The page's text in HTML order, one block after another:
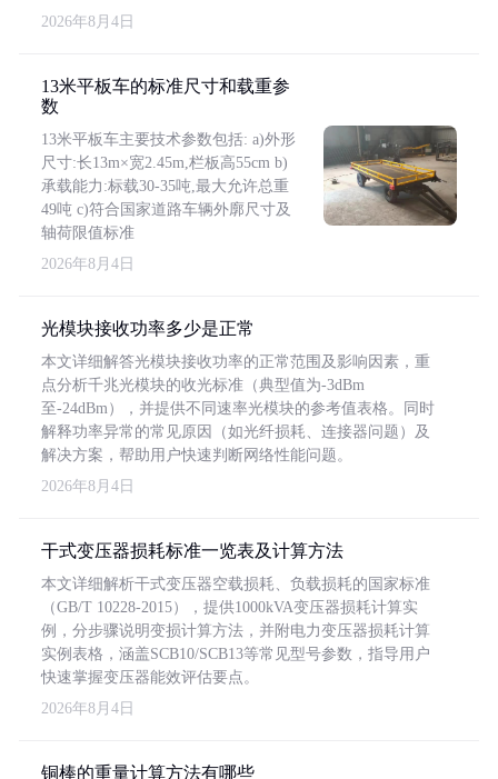
2026年8月4日
13米平板车的标准尺寸和载重参
数
13米平板车主要技术参数包括: a)外形
尺寸:长13m×宽2.45m,栏板高55cm b)
承载能力:标载30-35吨,最大允许总重
49吨 c)符合国家道路车辆外廓尺寸及
轴荷限值标准
2026年8月4日
光模块接收功率多少是正常
本文详细解答光模块接收功率的正常范围及影响因素，重
点分析千兆光模块的收光标准（典型值为-3dBm
至-24dBm），并提供不同速率光模块的参考值表格。同时
解释功率异常的常见原因（如光纤损耗、连接器问题）及
解决方案，帮助用户快速判断网络性能问题。
2026年8月4日
干式变压器损耗标准一览表及计算方法
本文详细解析干式变压器空载损耗、负载损耗的国家标准
（GB/T 10228-2015），提供1000kVA变压器损耗计算实
例，分步骤说明变损计算方法，并附电力变压器损耗计算
实例表格，涵盖SCB10/SCB13等常见型号参数，指导用户
快速掌握变压器能效评估要点。
2026年8月4日
铜棒的重量计算方法有哪些